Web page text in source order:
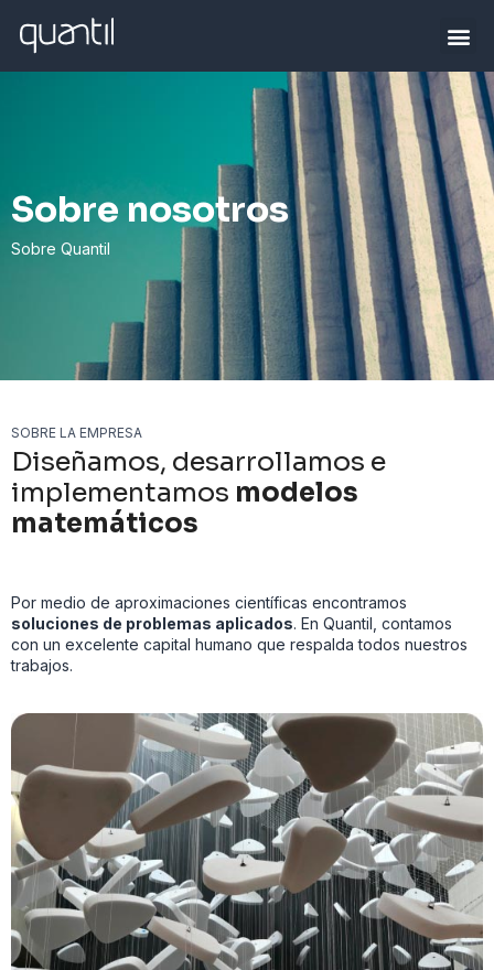
Sobre nosotros
Sobre Quantil
SOBRE LA EMPRESA
Diseñamos, desarrollamos e
implementamos modelos
matemáticos
Por medio de aproximaciones científicas encontramos
soluciones de problemas aplicados. En Quantil, contamos
con un excelente capital humano que respalda todos nuestros
trabajos.